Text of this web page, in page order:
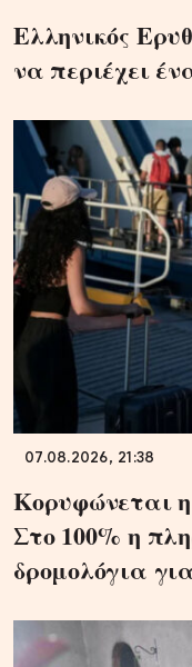
Ελληνικός
να περιέχει
07.08.2026, 21:38
Κορυφώνεται η
Στο 100% η
δρομολόγια